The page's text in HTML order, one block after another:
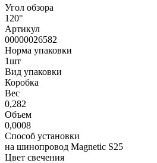
Угол обзора
120°
Артикул
00000026582
Норма упаковки
1шт
Вид упаковки
Коробка
Вес
0,282
Объем
0,0008
Способ установки
на шинопровод Magnetic S25
Цвет свечения